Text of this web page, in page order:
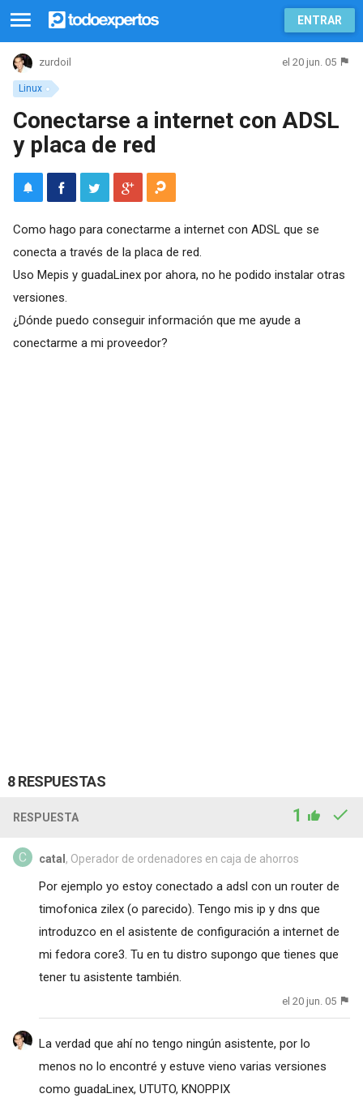
ENTRAR
Linux
zurdoil el 20 jun. 05
Conectarse a internet con ADSL
y placa de red
Como hago para conectarme a internet con ADSL que se
conecta a través de la placa de red.
Uso Mepis y guadaLinex por ahora, no he podido instalar otras
versiones.
¿Dónde puedo conseguir información que me ayude a
conectarme a mi proveedor?
8 RESPUESTAS
RESPUESTA 1
catal , Operador de ordenadores en caja de ahorros
Por ejemplo yo estoy conectado a adsl con un router de
timofonica zilex (o parecido). Tengo mis ip y dns que
introduzco en el asistente de configuración a internet de
mi fedora core3. Tu en tu distro supongo que tienes que
tener tu asistente también.
el 20 jun. 05
La verdad que ahí no tengo ningún asistente, por lo
menos no lo encontré y estuve vieno varias versiones
como guadaLinex, UTUTO, KNOPPIX